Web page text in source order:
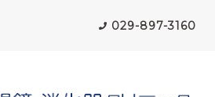
029-897-3160